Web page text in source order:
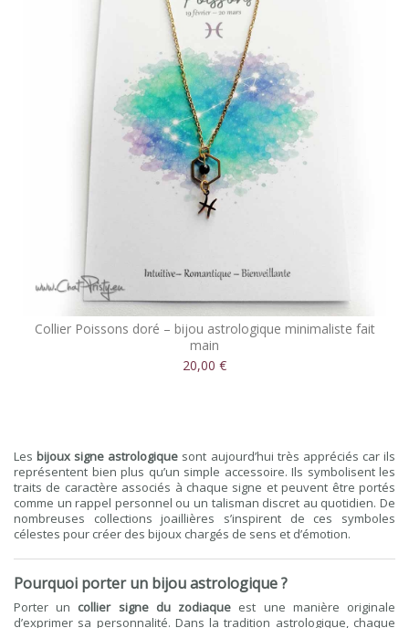
Collier Poissons doré – bijou astrologique minimaliste fait
main
20,00 €
Lesbijoux signe astrologique sont aujourd’hui très appréciés car ils
représentent bien plus qu’un simple accessoire. Ils symbolisent les
traits de caractère associés à chaque signe et peuvent être portés
comme un rappel personnel ou un talisman discret au quotidien. De
nombreuses collections joaillières s’inspirent de ces symboles
célestes pour créer des bijoux chargés de sens et d’émotion.
Pourquoi porter un bijou astrologique ?
Porter un collier signe du zodiaque est une manière originale
d’exprimer sa personnalité. Dans la tradition astrologique, chaque